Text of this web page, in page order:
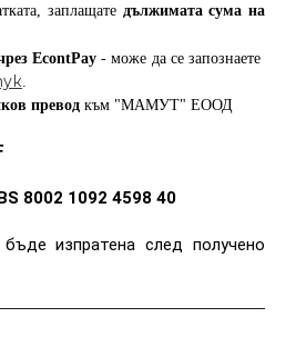
заплащате дължимата сума на
EcontPay- може да се запознаете
превод към "МАМУТ" ЕООД
8002 1092 4598 40
изпратена след получено